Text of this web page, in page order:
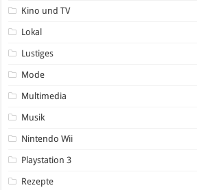
Kino und TV
Lokal
Lustiges
Mode
Multimedia
Musik
Nintendo Wii
Playstation 3
Rezepte